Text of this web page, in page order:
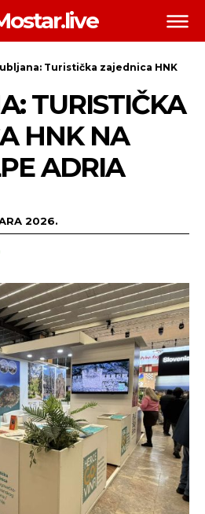
Turistička zajednica HNK
TURISTIČKA
HNK NA
ADRIA
2026.